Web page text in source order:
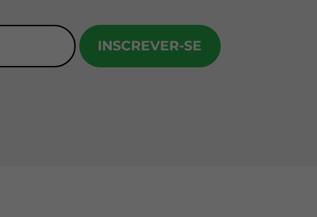
INSCREVER-SE